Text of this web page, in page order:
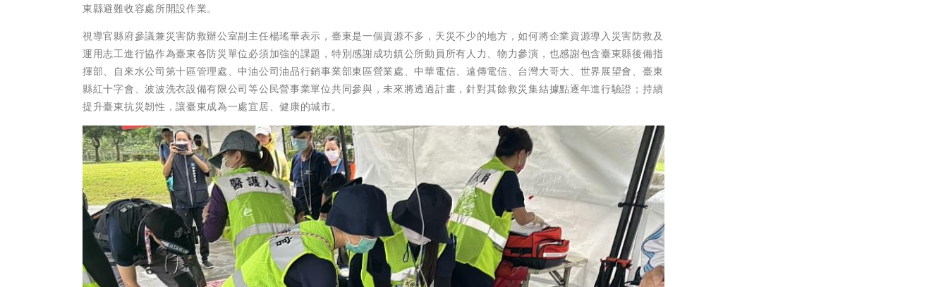
東縣避難收容處所開設作業。
視導官縣府參議兼災害防救辦公室副主任楊瑤華表示，臺東是一個資源不多，天災不少的地方，如何將企業資源導入災害防救及
運用志工進行協作為臺東各防災單位必須加強的課題，特別感謝成功鎮公所動員所有人力、物力參演，也感謝包含臺東縣後備指
揮部、自來水公司第十區管理處、中油公司油品行銷事業部東區營業處、中華電信、遠傳電信、台灣大哥大、世界展望會、臺東
縣紅十字會、波波洗衣設備有限公司等公民營事業單位共同參與，未來將透過計畫，針對其餘救災集結據點逐年進行驗證；持續
提升臺東抗災韌性，讓臺東成為一處宜居、健康的城市。